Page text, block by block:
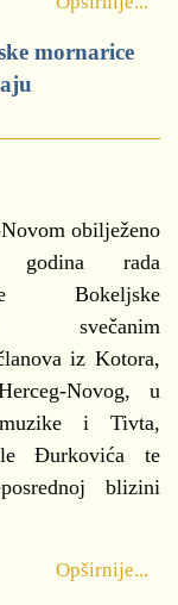
mornarice
obilježeno
rada
Bokeljske
svečanim
iz Kotora,
Novog, u
i Tivta,
Đurkovića te
blizini
Opširnije...